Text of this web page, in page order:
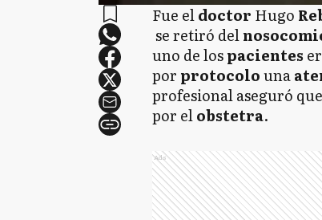
Fue eldoctor Hugo
se retiró del
uno de lospacientes
por protocolouna
profesional aseguró
por elobstetra.
Ads